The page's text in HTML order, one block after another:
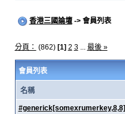
香港三國論壇-> 會員列表
分頁： (862) [1] 2 3... 最後 »
會員列表
名稱
#generick[somexrumerkey,8,8]